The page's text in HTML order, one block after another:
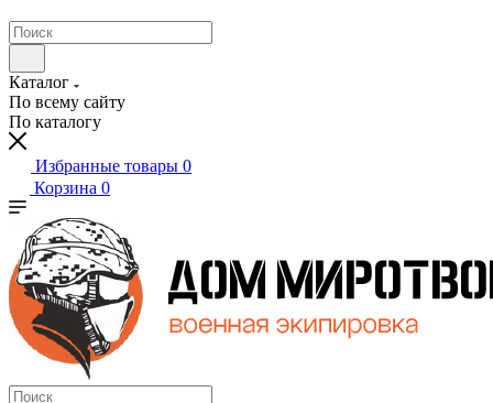
Каталог
По всему сайту
По каталогу
Избранные товары 0
Корзина 0